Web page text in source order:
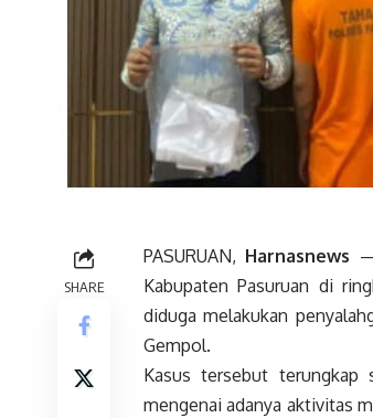
SHARE
PASURUAN, Harnasnews
Kabupaten Pasuruan di
diduga melakukan
Gempol.
Kasus tersebut terungkap
mengenai adanya aktivitas